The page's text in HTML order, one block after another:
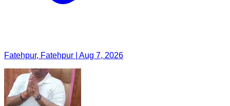
Fatehpur, Fatehpur | Aug 7, 2026